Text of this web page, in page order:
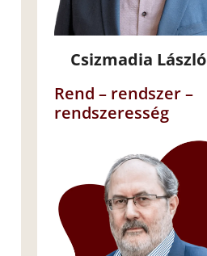
Csizmadia László
Rend – rendszer –
rendszeresség